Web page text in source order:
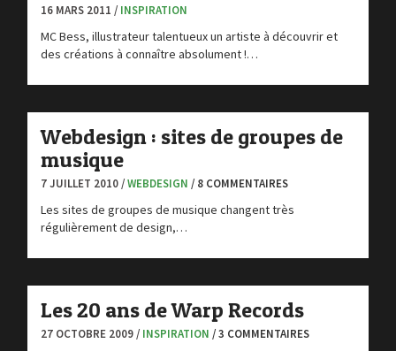
16 MARS 2011 / INSPIRATION
MC Bess, illustrateur talentueux un artiste à découvrir et
des créations à connaître absolument !…
Webdesign : sites de groupes de
musique
7 JUILLET 2010 /WEBDESIGN / 8 COMMENTAIRES
Les sites de groupes de musique changent très
régulièrement de design,…
Les 20 ans de Warp Records
27 OCTOBRE 2009 / INSPIRATION / 3 COMMENTAIRES